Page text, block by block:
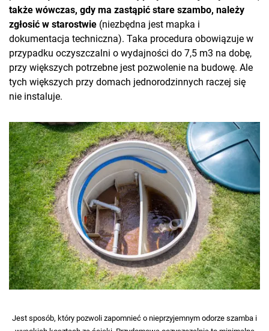
także wówczas, gdy ma zastąpić stare szambo, należy
zgłosić w starostwie (niezbędna jest mapka i
dokumentacja techniczna). Taka procedura obowiązuje w
przypadku oczyszczalni o wydajności do 7,5 m3 na dobę,
przy większych potrzebne jest pozwolenie na budowę. Ale
tych większych przy domach jednorodzinnych raczej się
nie instaluje.
Jest sposób, który pozwoli zapomnieć o nieprzyjemnym odorze szamba i